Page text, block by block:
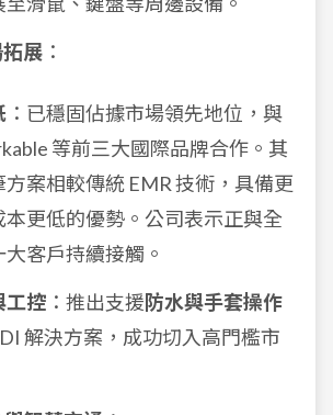
拓展 ：
：已穩固佔據市場領先地位，與
等前三大國際品牌合作。其
方案相較傳統 EMR 技術，具備更
本更低的優勢。公司表示正與全
客戶持續接觸。
工控 ：推出支援防水與手套操作
解決方案，成功切入高門檻市